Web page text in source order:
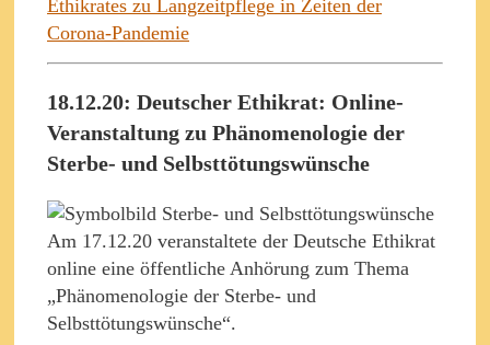
Ethikrates zu Langzeitpflege in Zeiten der
Corona-Pandemie
18.12.20: Deutscher Ethikrat: Online-
Veranstaltung zu Phänomenologie der
Sterbe- und Selbsttötungswünsche
Am 17.12.20 veranstaltete der Deutsche Ethikrat
online eine öffentliche Anhörung zum Thema
„Phänomenologie der Sterbe- und
Selbsttötungswünsche“.